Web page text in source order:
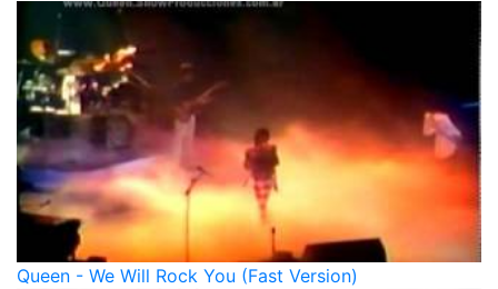
Queen - We Will Rock You (Fast Version)